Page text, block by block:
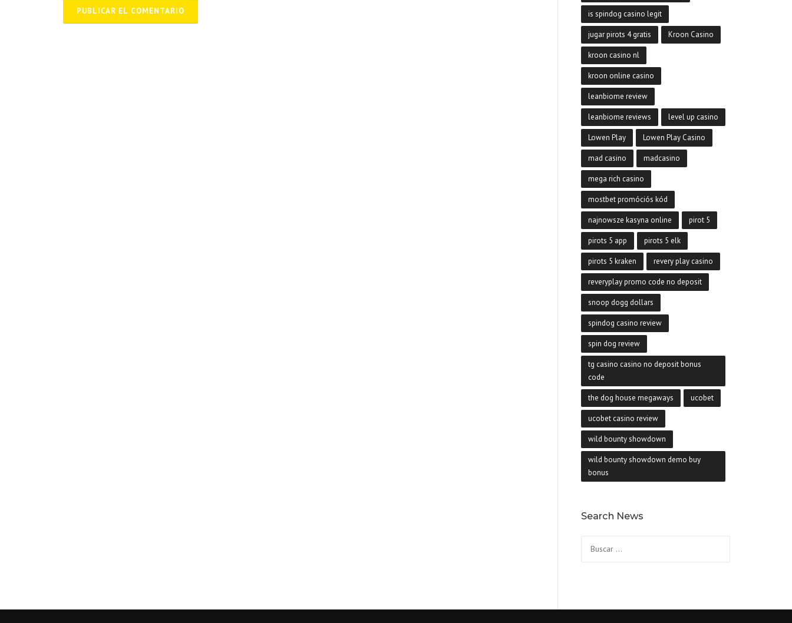
is spindog casino legit
jugar pirots 4 gratis Kroon Casino
kroon casino nl
kroon online casino
leanbiome review
leanbiome reviews level up casino
Lowen Play Lowen Play Casino
mad casino madcasino
mega rich casino
mostbet promóciós kód
najnowsze kasyna online pirot 5
pirots 5 app pirots 5 elk
pirots 5 kraken revery play casino
reveryplay promo code no deposit
snoop dogg dollars
spindog casino review
spin dog review
tg casino casino no deposit bonus
code
the dog house megaways ucobet
ucobet casino review
wild bounty showdown
wild bounty showdown demo buy
bonus
Search News